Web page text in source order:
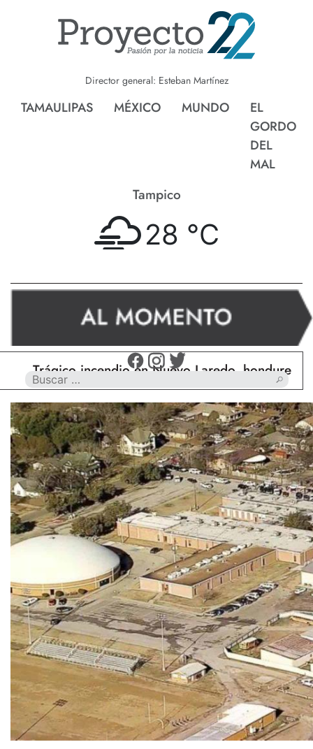
Director general: Esteban Martínez
TAMAULIPAS MÉXICO MUNDO
EL
GORDO
DEL
MAL
Tampico
28 °C
Trágico incendio en Nuevo Laredo, hondureño